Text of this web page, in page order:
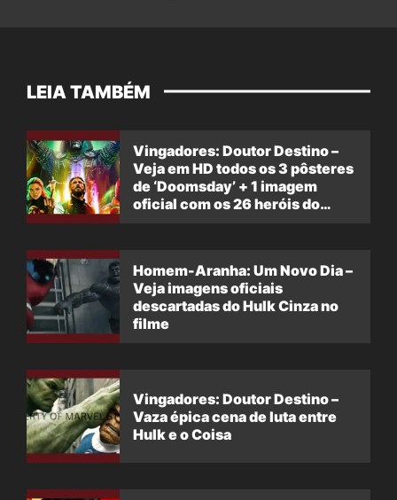
LEIA TAMBÉM
Vingadores: Doutor Destino –
Veja em HD todos os 3 pôsteres
de ‘Doomsday’ + 1 imagem
oficial com os 26 heróis do
Homem-Aranha: Um Novo Dia –
Veja imagens oficiais
descartadas do Hulk Cinza no
filme
Vingadores: Doutor Destino –
Vaza épica cena de luta entre
Hulk e o Coisa